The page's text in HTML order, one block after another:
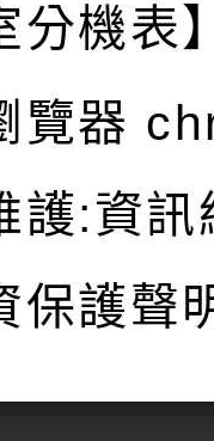
分機表】
覽器
護:資訊
保護聲